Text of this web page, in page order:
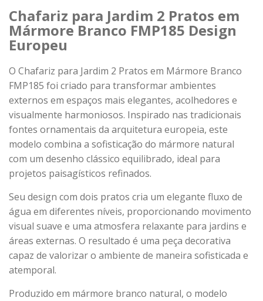
Chafariz para Jardim 2 Pratos em
Mármore Branco FMP185 Design
Europeu
O Chafariz para Jardim 2 Pratos em Mármore Branco
FMP185 foi criado para transformar ambientes
externos em espaços mais elegantes, acolhedores e
visualmente harmoniosos. Inspirado nas tradicionais
fontes ornamentais da arquitetura europeia, este
modelo combina a sofisticação do mármore natural
com um desenho clássico equilibrado, ideal para
projetos paisagísticos refinados.
Seu design com dois pratos cria um elegante fluxo de
água em diferentes níveis, proporcionando movimento
visual suave e uma atmosfera relaxante para jardins e
áreas externas. O resultado é uma peça decorativa
capaz de valorizar o ambiente de maneira sofisticada e
atemporal.
Produzido em mármore branco natural, o modelo